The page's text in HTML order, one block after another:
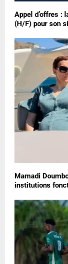
Appel d’offres :
(H/F) pour son
Mamadi
institutions